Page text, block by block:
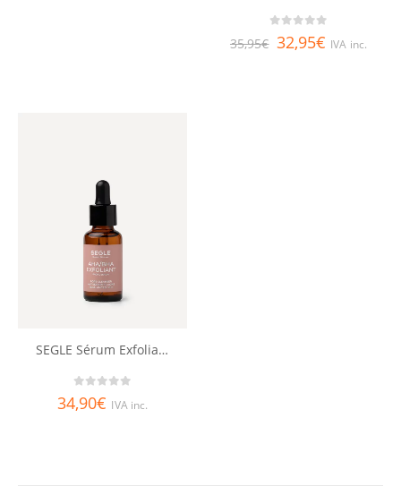
out of 5
35,95€ 32,95€ IVA inc.
SEGLE Sérum Exfoliante AHA/BHA
0 out of 5
34,90€ IVA inc.